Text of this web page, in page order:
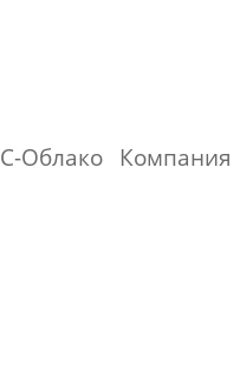
Облако Компания